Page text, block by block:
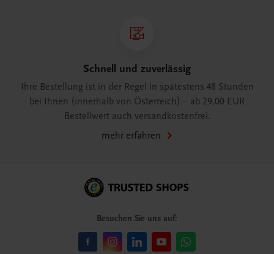
Schnell und zuverlässig
Ihre Bestellung ist in der Regel in spätestens 48 Stunden
bei Ihnen (innerhalb von Österreich) – ab 29,00 EUR
Bestellwert auch versandkostenfrei.
mehr erfahren
Besuchen Sie uns auf: